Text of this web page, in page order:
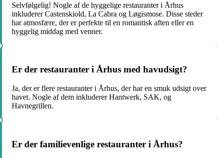
Selvfølgelig! Nogle af de hyggelige restauranter i Århus
inkluderer Castenskiold, La Cabra og Løgismose. Disse steder
har atmosfære, der er perfekte til en romantisk aften eller en
hyggelig middag med venner.
Er der restauranter i Århus med havudsigt?
Ja, der er flere restauranter i Århus, der har en smuk udsigt over
havet. Nogle af dem inkluderer Hantwerk, SAK, og
Havnegrillen.
Er der familievenlige restauranter i Århus?